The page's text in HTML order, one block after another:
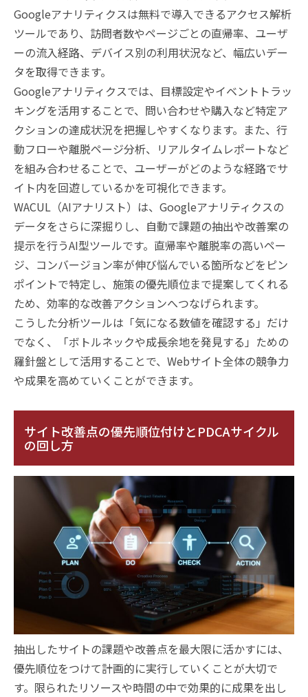
Googleアナリティクスは無料で導入できるアクセス解析
ツールであり、訪問者数やページごとの直帰率、ユーザ
ーの流入経路、デバイス別の利用状況など、幅広いデー
タを取得できます。
Googleアナリティクスでは、目標設定やイベントトラッ
キングを活用することで、問い合わせや購入など特定ア
クションの達成状況を把握しやすくなります。また、行
動フローや離脱ページ分析、リアルタイムレポートなど
を組み合わせることで、ユーザーがどのような経路でサ
イト内を回遊しているかを可視化できます。
WACUL（AIアナリスト）は、Googleアナリティクスの
データをさらに深掘りし、自動で課題の抽出や改善案の
提示を行うAI型ツールです。直帰率や離脱率の高いペー
ジ、コンバージョン率が伸び悩んでいる箇所などをピン
ポイントで特定し、施策の優先順位まで提案してくれる
ため、効率的な改善アクションへつなげられます。
こうした分析ツールは「気になる数値を確認する」だけ
でなく、「ボトルネックや成長余地を発見する」ための
羅針盤として活用することで、Webサイト全体の競争力
や成果を高めていくことができます。
サイト改善点の優先順位付けとPDCAサイクル
の回し方
抽出したサイトの課題や改善点を最大限に活かすには、
優先順位をつけて計画的に実行していくことが大切で
す。限られたリソースや時間の中で効果的に成果を出し